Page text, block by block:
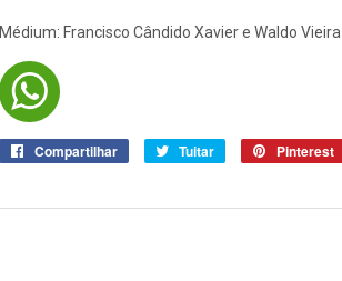
Médium: Francisco Cândido Xavier e Waldo Vieira
Compartilhar
Compartilhar
Tuitar Tuitar Pinterest